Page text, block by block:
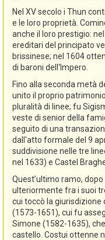
Nel XV secolo i Thun
e le loro proprietà.
anche il loro prestigio:
ereditari del principato
brissinese; nel 1604
di baroni dell'Impero.
Fino alla seconda metà
unito il proprio
pluralità di linee; fu
veste di senior della
seguito di una
dall'atto formale del 9
suddivisione nelle tre
nel 1633) e Castel
Quest’ultimo ramo,
ulteriormente fra i suoi
cui toccò la giurisdizione
(1573-1651), cui fu
Simone (1582-1635),
castello. Costui ottenne